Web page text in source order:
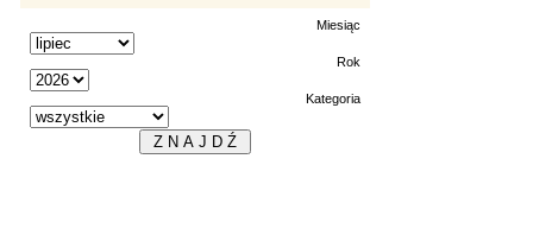
Miesiąc
Rok
Kategoria